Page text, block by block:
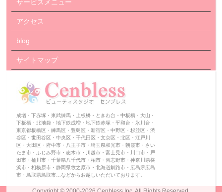
サービスメニュー
アクセス
blog
サイトマップ
成増・下赤塚・東武練馬・上板橋・ときわ台・中板橋・大山・
下板橋・北池袋・地下鉄成増・地下鉄赤塚・平和台・氷川台・
東京都板橋区・練馬区・豊島区・新宿区・中野区・杉並区・渋
谷区・世田谷区・中央区・千代田区・文京区・北区・江戸川
区・大田区・府中市・八王子市・埼玉県和光市・朝霞市・さい
たま市・ふじみ野市・志木市・川越市・富士見市・川口市・戸
田市・桶川市・千葉県八千代市・柏市・習志野市・神奈川県横
浜市・相模原市・静岡県牧之原市・北海道釧路市・広島県広島
市・鳥取県鳥取市…などからお越しいただいております。